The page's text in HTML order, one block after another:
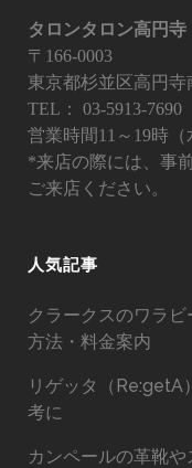
タロンタロン高円寺
〒166-0003
東京都杉並区高円寺
TEL：
03-5913-7690
営業時間11～19時（
*来店の際には、事
ご来店ください。
人気記事
クラークスのワラ
方法・料金案内
リゲッタ（Re:getA
考に
カンペールの革靴